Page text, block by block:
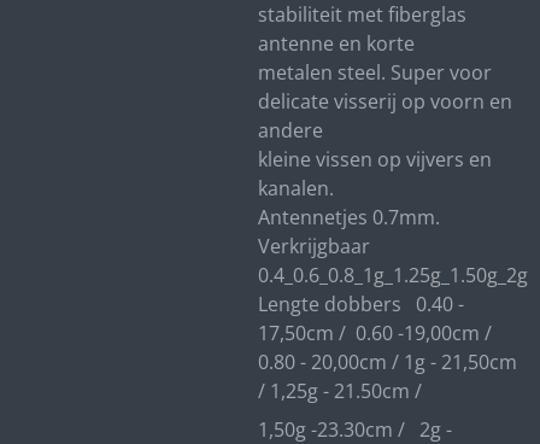
stabiliteit met fiberglas
antenne en korte
metalen steel. Super voor
delicate visserij op voorn en
andere
kleine vissen op vijvers en
kanalen.
Antennetjes 0.7mm.
Verkrijgbaar
0.4_0.6_0.8_1g_1.25g_1.50g_2g
Lengte dobbers 0.40 -
17,50cm / 0.60 -19,00cm /
0.80 - 20,00cm / 1g - 21,50cm
/ 1,25g - 21.50cm /
1,50g -23.30cm / 2g -